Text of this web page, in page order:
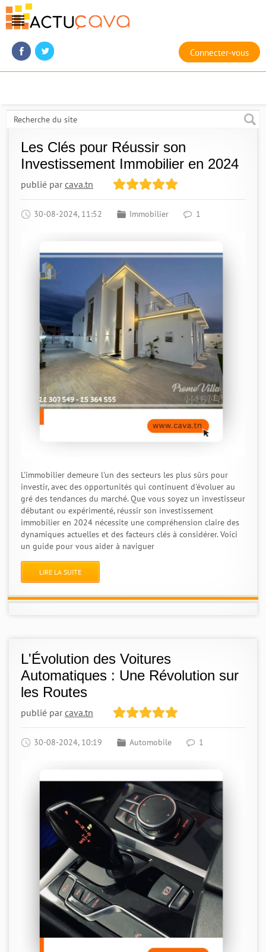
Connecter-vous
Les Clés pour Réussir son
Investissement Immobilier en 2024
publié parcava.tn
30-08-2024, 11:52 Immobilier 1
L'immobilier demeure l'un des secteurs les plus sûrs pour
investir, avec des opportunités qui continuent d'évoluer au
gré des tendances du marché. Que vous soyez un investisseur
débutant ou expérimenté, réussir son investissement
immobilier en 2024 nécessite une compréhension claire des
dynamiques actuelles et des facteurs clés à considérer. Voici
un guide pour vous aider à naviguer
LIRE LA SUITE
L'Évolution des Voitures
Automatiques : Une Révolution sur
les Routes
publié parcava.tn
30-08-2024, 10:19 Automobile 1